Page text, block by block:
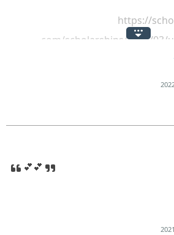
https://
.com/scholarships/2022/03/
💕💕